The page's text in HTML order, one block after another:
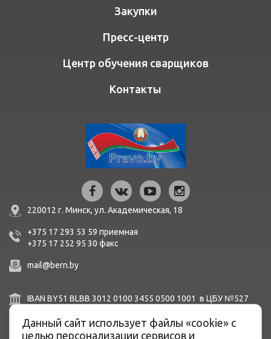
Закупки
Пресс-центр
Центр обучения сварщиков
Контакты
220012 г. Минск, ул. Академическая, 18
+375 17 293 53 59 приемная
+375 17 252 95 30 факc
mail@bern.by
IBAN BY51 BLBB 3012 0100 3455 0500 1001 в ЦБУ №527
8Н,
BIC BLBBBY2X
Данный сайт использует файлы «cookie» с
целью персонализации сервисов и